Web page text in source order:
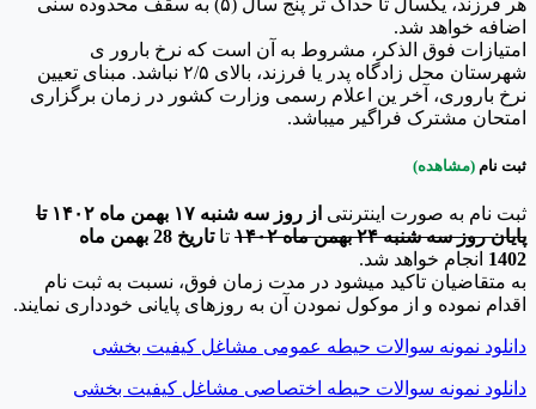
هر فرزند، یکسال تا حداک ثر پنج سال (۵) به سقف محدوده سنی
اضافه خواهد شد.
امتیازات فوق الذکر، مشروط به آن است که نرخ بارور ی
شهرستان محل زادگاه پدر یا فرزند، بالای ۲/۵ نباشد. مبنای تعیین
نرخ باروری، آخر ین اعلام رسمی وزارت کشور در زمان برگزاری
امتحان مشترک فراگیر میباشد.
ثبت نام (مشاهده)
ثبت نام به صورت اینترنتی از روز سه شنبه ۱۷ بهمن ماه ۱۴۰۲
تا
پایان روز سه شنبه ۲۴ بهمن ماه ۱۴۰۲
تا
تاریخ 28 بهمن ماه
1402 انجام خواهد شد.
به متقاضیان تاکید میشود در مدت زمان فوق، نسبت به ثبت نام
اقدام نموده و از موکول نمودن آن به روزهای پایانی خودداری نمایند.
دانلود نمونه سوالات حیطه عمومی مشاغل کیفیت بخشی
دانلود نمونه سوالات حیطه اختصاصی مشاغل کیفیت بخشی